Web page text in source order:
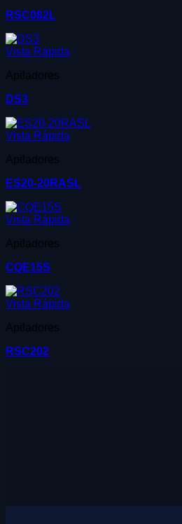
RSC082L
Vista Rápida
Apiladores
DS3
Vista Rápida
Apiladores
ES20-20RASL
Vista Rápida
Apiladores
CQE15S
Vista Rápida
Apiladores
RSC202